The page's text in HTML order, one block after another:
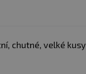
chutné, velké kusy